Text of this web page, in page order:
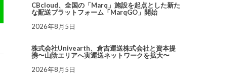
CBcloud、全国の「Marq」施設を起点とした新た
な配送プラットフォーム「MarqGO」開始
2026年8月5日
株式会社Univearth、倉吉運送株式会社と資本提
携〜山陰エリアへ実運送ネットワークを拡大〜
2026年8月5日